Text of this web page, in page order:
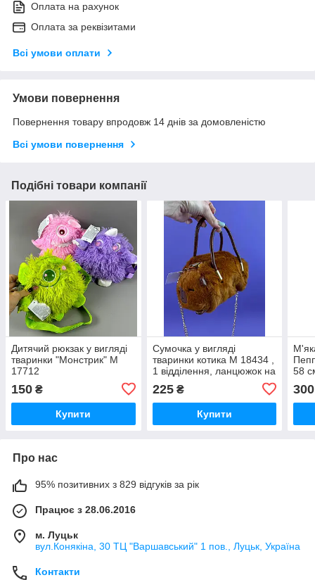
Оплата на рахунок
Оплата за реквізитами
Всі умови оплати
Умови повернення
Повернення товару впродовж 14 днів за домовленістю
Всі умови повернення
Подібні товари компанії
Дитячий рюкзак у вигляді
тваринки "Монстрик" M
17712
150 ₴
Купити
Сумочка у вигляді
тваринки котика M 18434 ,
1 відділення, ланцюжок на
225₴
Купити
58
300
Про нас
95% позитивних з 829 відгуків за рік
Працює з 28.06.2016
м. Луцьк
вул.Конякіна, 30 ТЦ "Варшавський" 1 пов., Луцьк, Україна
Контакти